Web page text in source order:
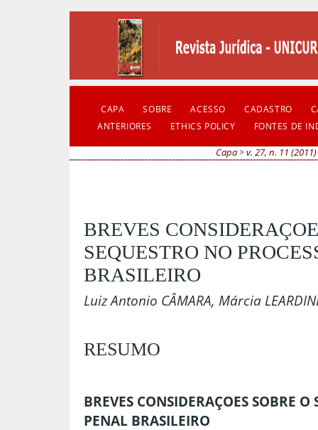
CAPA SOBRE ACESSO CADASTRO
ANTERIORES
ETHICS POLICY FONTES DE
Capa>v. 27, n. 11 (2011)
BREVES
SEQUESTRO NO
BRASILEIRO
Luiz Antonio CÂMARA, Márcia
RESUMO
BREVES CONSIDERAÇOES SOBRE O
PENAL BRASILEIRO